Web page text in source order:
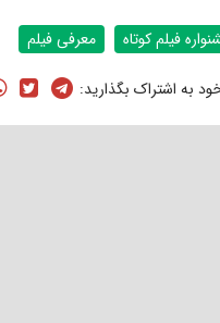
فیلم کوتاه معرفی فیلم
به اشتراک بگذارید: